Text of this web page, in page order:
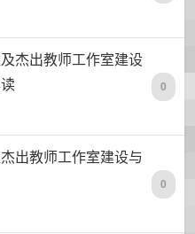
杰出教师工作室建设
0
出教师工作室建设与
0